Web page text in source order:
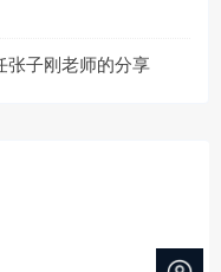
张子刚老师的分享